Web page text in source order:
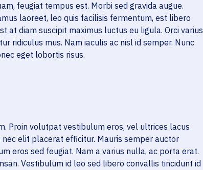
feugiat tempus est. Morbi sed gravida augue.
laoreet, leo quis facilisis fermentum, est libero
at diam suscipit maximus luctus eu ligula. Orci varius
ridiculus mus. Nam iaculis ac nisl id semper. Nunc
eget lobortis risus.
Proin volutpat vestibulum eros, vel ultrices lacus
elit placerat efficitur. Mauris semper auctor
eros sed feugiat. Nam a varius nulla, ac porta erat.
Vestibulum id leo sed libero convallis tincidunt id